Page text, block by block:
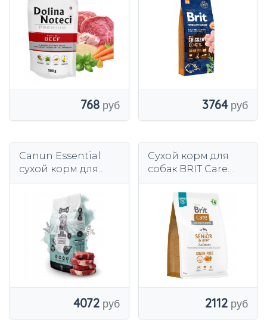
пакетик 500 г
768 3764
Canun Essential
сухой корм для
говядина 20 кг
4072
Сухой корм для
собак BRIT Care
Senior&Light с
лососем 3 кг
2112